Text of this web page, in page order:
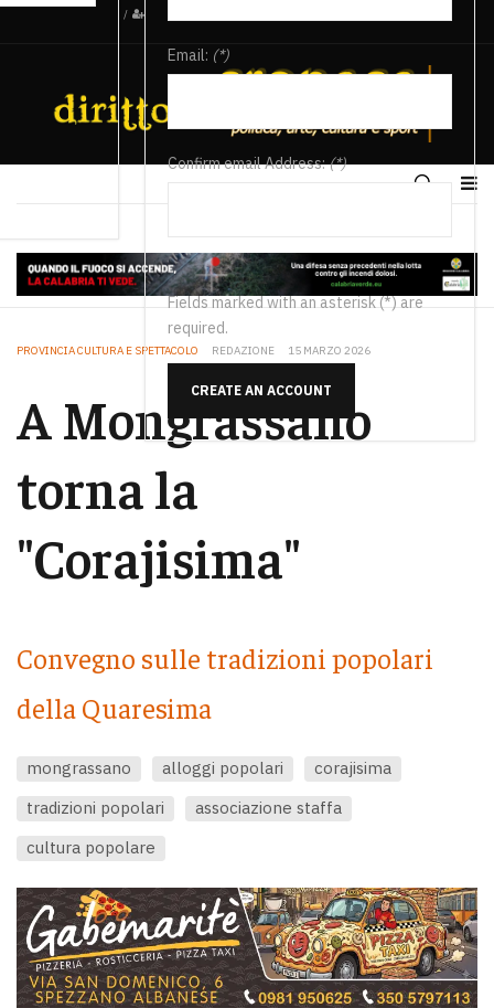
/
Email: (*)
Confirm email Address:(*)
Fields marked with an asterisk (*) are
required.
CREATE AN ACCOUNT
PROVINCIA CULTURA E SPETTACOLO REDAZIONE 15 MARZO 2026
A Mongrassano
torna la
"Corajisima"
Convegno sulle tradizioni popolari
della Quaresima
mongrassano alloggi popolari
corajisima
tradizioni popolari
associazione staffa
cultura popolare